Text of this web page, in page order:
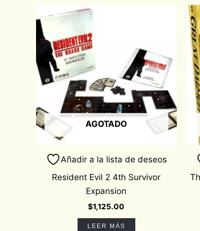
AGOTADO
Añadir a la lista de deseos
Resident Evil 2 4th Survivor
Expansion
$1,125.00
LEER MÁS